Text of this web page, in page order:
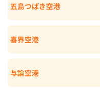
五島つばき空港
喜界空港
与論空港